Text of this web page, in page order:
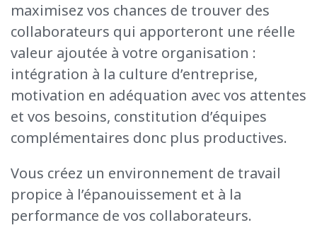
maximisez vos chances de trouver des
collaborateurs qui apporteront une réelle
valeur ajoutée à votre organisation :
intégration à la culture d’entreprise,
motivation en adéquation avec vos attentes
et vos besoins, constitution d’équipes
complémentaires donc plus productives.
Vous créez un environnement de travail
propice à l’épanouissement et à la
performance de vos collaborateurs.